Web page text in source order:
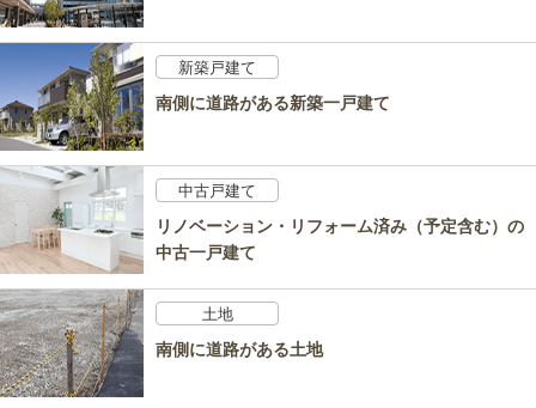
新築戸建て
南側に道路がある新築一戸建て
中古戸建て
リノベーション・リフォーム済み（予定含む）の
中古一戸建て
土地
南側に道路がある土地